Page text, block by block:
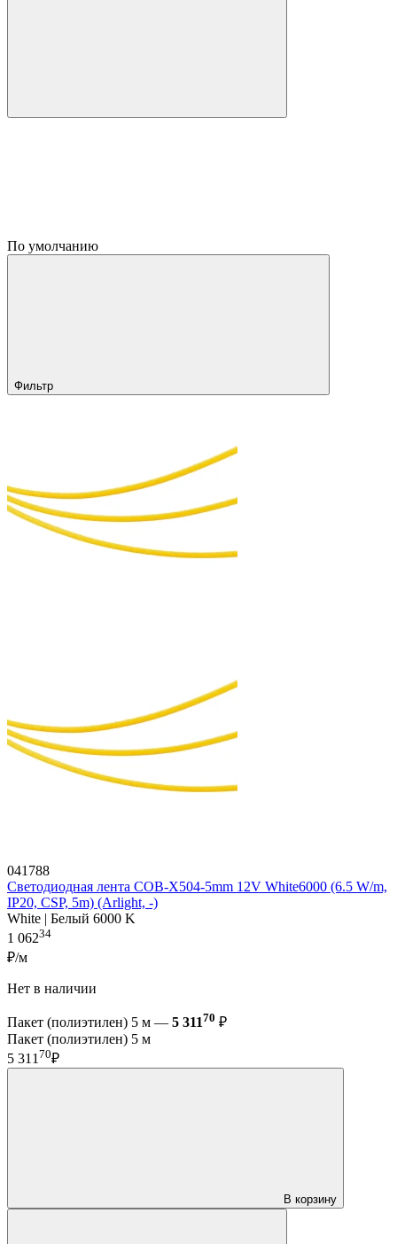
По умолчанию
Фильтр
041788
Светодиодная лента COB-X504-5mm 12V White6000 (6.5 W/m,
IP20, CSP, 5m) (Arlight, -)
White | Белый 6000 K
1 06234
₽/м
Нет в наличии
Пакет (полиэтилен) 5 м — 5 31170 ₽
Пакет (полиэтилен) 5 м
5 311 70₽
В корзину